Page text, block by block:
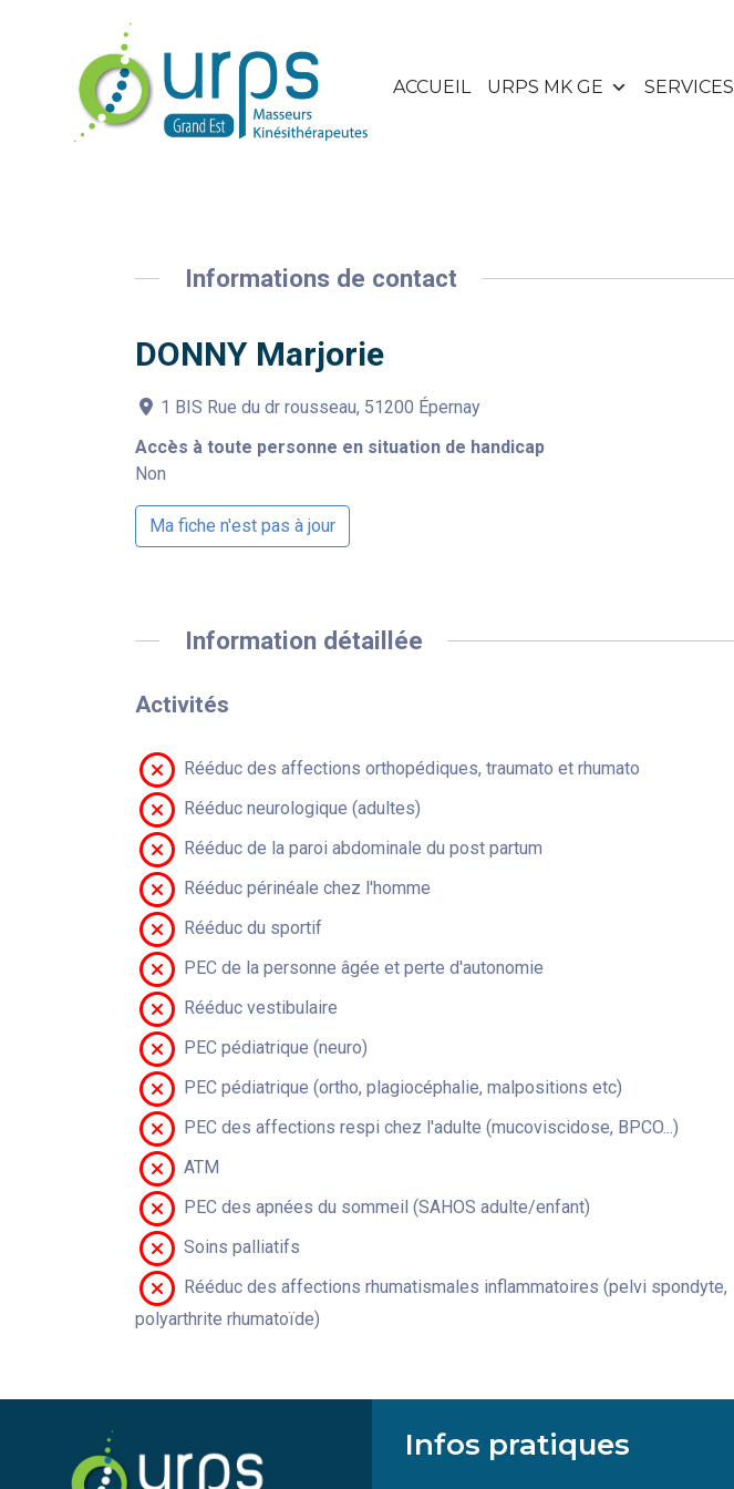
ACCUEIL URPS MK GE SERVICES
Informations de contact
DONNY Marjorie
1 BIS Rue du dr rousseau, 51200 Épernay
Accès à toute personne en situation de handicap
Non
Ma fiche n'est pas à jour
Information détaillée
Activités
Rééduc des affections orthopédiques, traumato et rhumato
Rééduc neurologique (adultes)
Rééduc de la paroi abdominale du post partum
Rééduc périnéale chez l'homme
Rééduc du sportif
PEC de la personne âgée et perte d'autonomie
Rééduc vestibulaire
PEC pédiatrique (neuro)
PEC pédiatrique (ortho, plagiocéphalie, malpositions etc)
PEC des affections respi chez l'adulte (mucoviscidose, BPCO...)
ATM
PEC des apnées du sommeil (SAHOS adulte/enfant)
Soins palliatifs
Rééduc des affections rhumatismales inflammatoires (pelvi spondyte,
polyarthrite rhumatoïde)
Infos pratiques